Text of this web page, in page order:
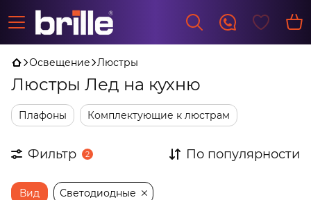
Освещение Люстры
Люстры Лед на кухню
Плафоны Комплектующие к люстрам
Фильтр 2 По популярности
Вид Светодиодные